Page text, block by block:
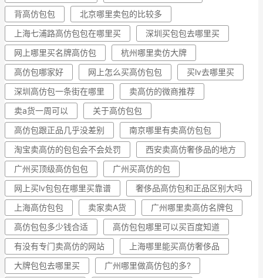
背高仿包包
北京哪里卖包的比较多
上海七浦路高仿包包在哪里买
深圳买包包去哪里买
网上哪里买名牌高仿包
杭州哪里卖仿大牌
高仿包哪家好
网上怎么买高仿包包
买lv去哪里买
深圳高仿包一条街在哪里
卖高仿的微商推荐
卖a货一周可以
关于高仿包包
高仿包跟正品几乎没差别
南京哪里有卖高仿包包
淘宝卖高仿的包包会不会处罚
西安卖高仿奢侈品的地方
广州买顶级高仿包包
广州买高仿的包
网上买lv包包在哪里买靠谱
奢侈品高仿包和正品区别大吗
上海高仿包包
卖家卖A货
广州哪里卖高仿名牌包
高仿包包多少钱合适
高仿包包哪里可以买百度知道
有没有专门卖高仿的网站
上海哪里能买高仿奢侈品
大牌包包去哪里买
广州哪里做高仿包的多?